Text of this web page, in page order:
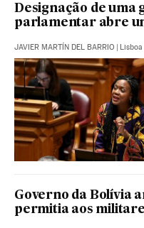
Designação de uma
parlamentar abre
JAVIER MARTÍN DEL BARRIO | Lisboa
Governo da Bolívia
permitia aos